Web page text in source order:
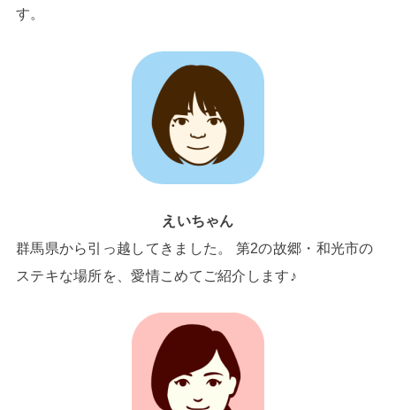
す。
えいちゃん
群馬県から引っ越してきました。 第2の故郷・和光市の
ステキな場所を、愛情こめてご紹介します♪